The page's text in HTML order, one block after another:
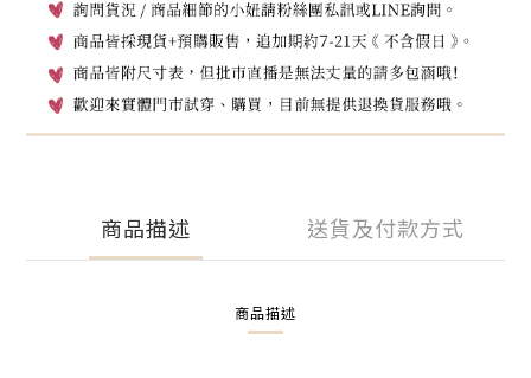
商品描述 送貨及付款方式
商品描述